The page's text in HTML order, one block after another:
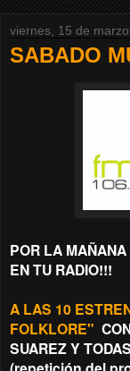
viernes, 15 de
SABADO
POR LA
EN TU RADIO!!!
A LAS 10
FOLKLORE"
SUAREZ Y